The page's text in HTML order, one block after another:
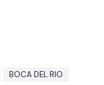
BOCA DEL RIO